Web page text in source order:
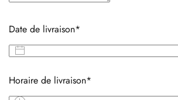
Date de livraison*
Horaire de livraison*